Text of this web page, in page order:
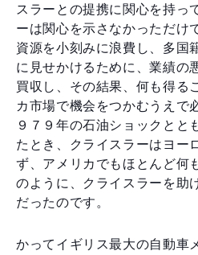
スラーとの提携に関心を持っ
ーは関心を示さなかっただけ
資源を小刻みに浪費し、多国
に見せかけるために、業績の
買収し、その結果、何も得る
カ市場で機会をつかむうえで
９７９年の石油ショックとと
たとき、クライスラーはヨー
ず、アメリカでもほとんど何
のように、クライスラーを助
だったのです。
かってイギリス最大の自動車